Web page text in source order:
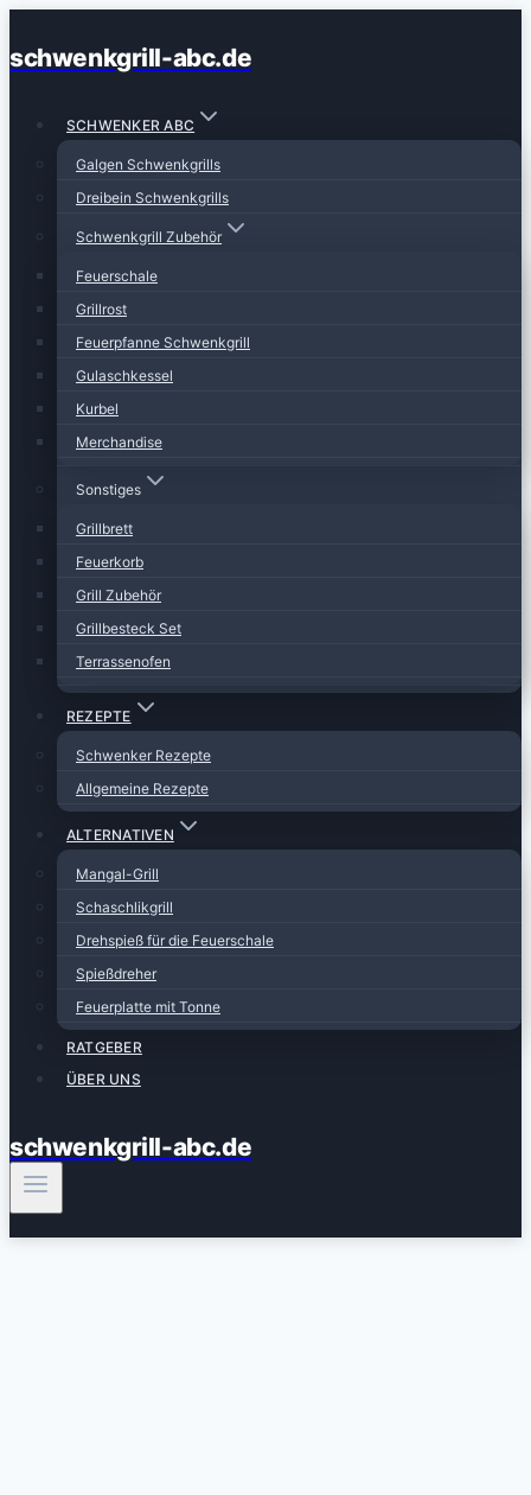
Inhalt
schwenkgrill-abc.de
SCHWENKER ABC
Galgen Schwenkgrills
Dreibein Schwenkgrills
Schwenkgrill Zubehör
Feuerschale
Grillrost
Feuerpfanne Schwenkgrill
Gulaschkessel
Kurbel
Merchandise
Sonstiges
Grillbrett
Feuerkorb
Grill Zubehör
Grillbesteck Set
Terrassenofen
REZEPTE
Schwenker Rezepte
Allgemeine Rezepte
ALTERNATIVEN
Mangal-Grill
Schaschlikgrill
Drehspieß für die Feuerschale
Spießdreher
Feuerplatte mit Tonne
RATGEBER
ÜBER UNS
schwenkgrill-abc.de